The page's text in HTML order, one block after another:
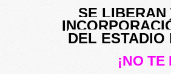
SE LIBERAN
DEL ESTADIO
¡NO